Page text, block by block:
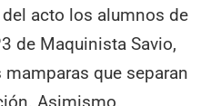
acto los alumnos de
de Maquinista Savio,
que separan